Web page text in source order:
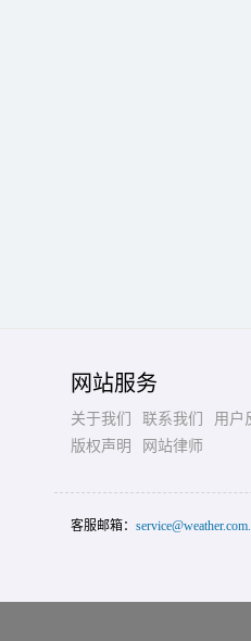
网站服务
关于我们 联系我们
用户
版权声明
网站律师
客服邮箱：